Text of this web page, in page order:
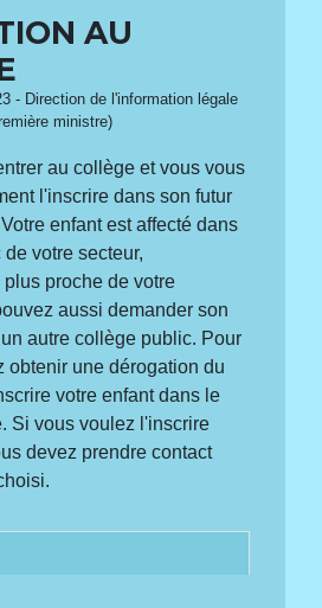
AU
- Direction de l'information légale
ministre)
au collège et vous vous
l'inscrire dans son futur
enfant est affecté dans
votre secteur,
proche de votre
aussi demander son
autre collège public. Pour
obtenir une dérogation du
votre enfant dans le
Si vous voulez l'inscrire
devez prendre contact